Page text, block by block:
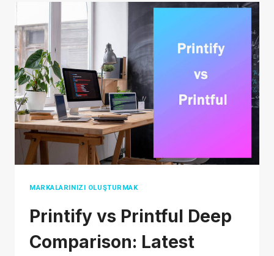
SELF-
2026
MARKALARINIZI OLUŞTURMAK
Printify vs Printful Deep
Comparison: Latest